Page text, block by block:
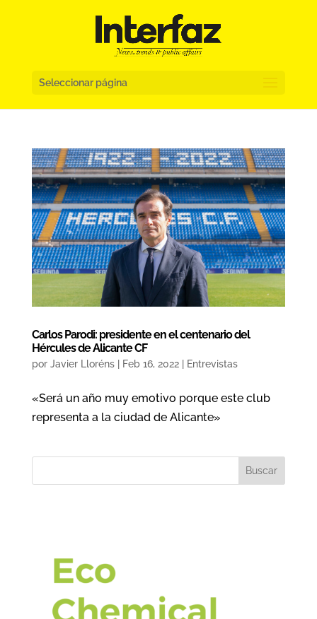
Seleccionar página
Carlos Parodi: presidente en el centenario del
Hércules de Alicante CF
por Javier Lloréns| Feb 16, 2022| Entrevistas
«Será un año muy emotivo porque este club
representa a la ciudad de Alicante»
Buscar